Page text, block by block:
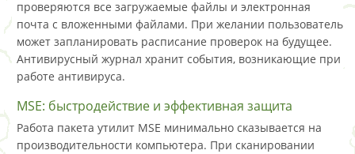
проверяются все загружаемые файлы и электронная
почта с вложенными файлами. При желании пользователь
может запланировать расписание проверок на будущее.
Антивирусный журнал хранит события, возникающие при
работе антивируса.
MSE: быстродействие и эффективная защита
Работа пакета утилит MSE минимально сказывается на
производительности компьютера. При сканировании